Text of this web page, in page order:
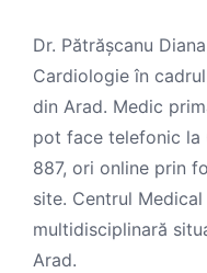
Dr. Pătrășcanu
Cardiologie în
din Arad. Medic
pot face telefonic la
887, ori online prin
site. Centrul
multidisciplinară
Arad.